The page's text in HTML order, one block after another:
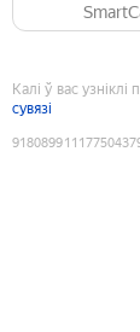
Калі ў вас
сувязі